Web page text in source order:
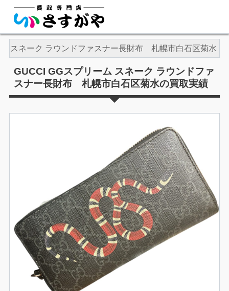
スネーク ラウンドファスナー長財布 札幌市白石区菊水
GUCCI GGスプリーム スネーク ラウンドファ
スナー長財布 札幌市白石区菊水の買取実績